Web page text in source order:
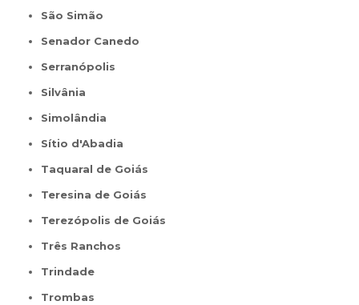
São Simão
Senador Canedo
Serranópolis
Silvânia
Simolândia
Sítio d'Abadia
Taquaral de Goiás
Teresina de Goiás
Terezópolis de Goiás
Três Ranchos
Trindade
Trombas